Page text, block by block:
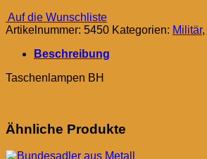
Auf die Wunschliste
Artikelnummer: 5450 Kategorien: Militär,
Beschreibung
Taschenlampen BH
Ähnliche Produkte